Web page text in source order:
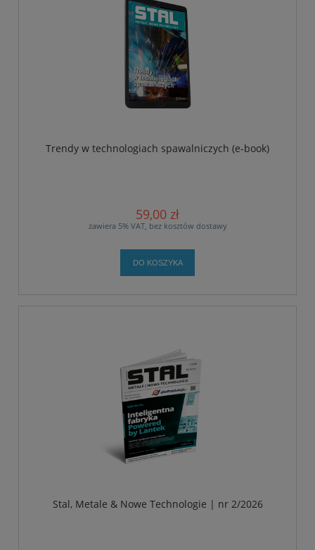
Trendy w technologiach spawalniczych (e-book)
59,00 zł
zawiera 5% VAT, bez kosztów dostawy
DO KOSZYKA
Stal, Metale & Nowe Technologie | nr 2/2026